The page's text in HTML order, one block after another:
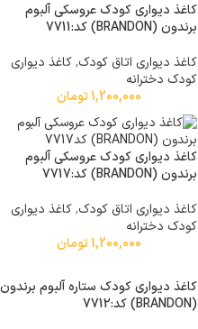
کاغذ دیواری کودک عروسکی آلبوم
برندون (BRANDON) کد:7711
کاغذ دیواری اتاق کودک,کاغذ دیواری
کودک دخترانه
1,200,000تومان
کاغذ دیواری کودک عروسکی آلبوم
برندون (BRANDON) کد:7717
کاغذ دیواری اتاق کودک,کاغذ دیواری
کودک دخترانه
1,200,000تومان
کاغذ دیواری کودک ستاره آلبوم برندون
(BRANDON) کد:7712